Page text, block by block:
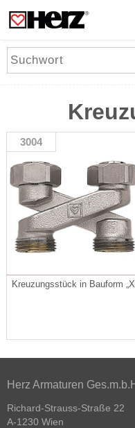
3004
Kreuzungsstück in Bauform
Herz Armaturen
Richard-Strauss-Straße 22
A-1230 Wien